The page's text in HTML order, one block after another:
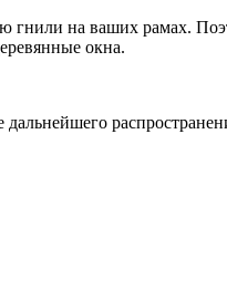
гнили на ваших рамах.
окна.